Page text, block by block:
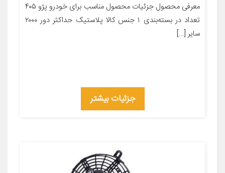
معرفی محصول جزئیات محصول مناسب برای خودرو پژو ۴۰۵
تعداد در بسته‌بندی ۱ جنس کالا پلاستیک حداکثر دور ۲۰۰۰
سایر […]
جزئیات بیشتر